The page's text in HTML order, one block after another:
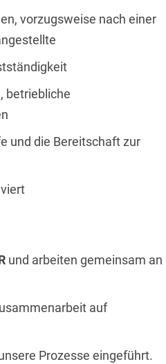
vorzugsweise nach einer
betriebliche
und die Bereitschaft zur
und arbeiten gemeinsam an
auf
Prozesse eingeführt.